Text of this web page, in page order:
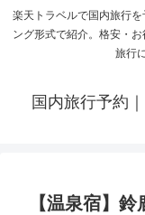
楽天トラベルで国内旅行
ング形式で紹介。格安・
旅行
国内旅行予約
【温泉宿】